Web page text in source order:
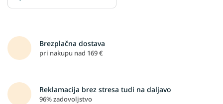
Brezplačna dostava
pri nakupu nad 169 €
Reklamacija brez stresa tudi na daljavo
96% zadovoljstvo